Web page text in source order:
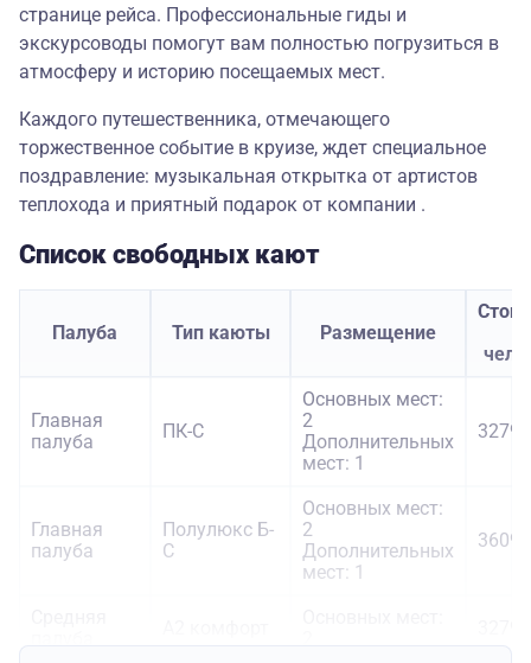
странице рейса. Профессиональные гиды и
экскурсоводы помогут вам полностью погрузиться в
атмосферу и историю посещаемых мест.
Каждого путешественника, отмечающего
торжественное событие в круизе, ждет специальное
поздравление: музыкальная открытка от артистов
теплохода и приятный подарок от компании .
Список свободных кают
Палуба Тип каюты Размещение
Главная
палуба
ПК-С
Основных мест:
2
Дополнительных
мест: 1
Главная
палуба
Полулюкс Б-
С
Основных мест:
2
Дополнительных
мест: 1